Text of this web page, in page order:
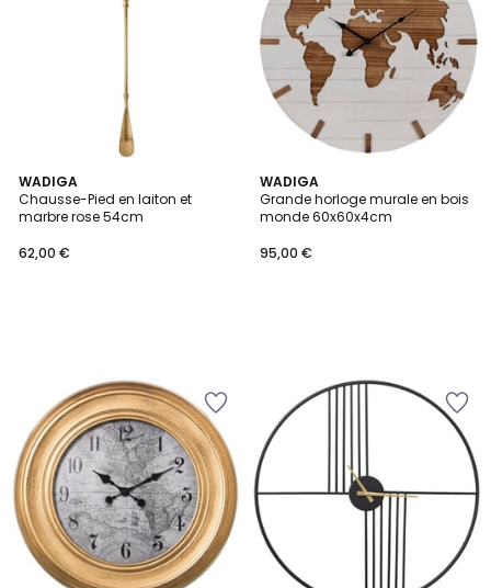
WADIGA
Chausse-Pied en laiton et
marbre rose 54cm
62,00 €
WADIGA
Grande horloge murale en bois
monde 60x60x4cm
95,00 €